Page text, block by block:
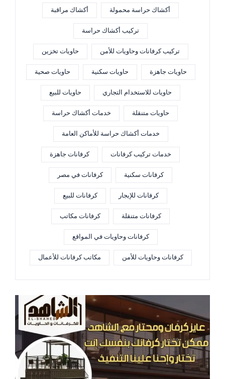
أكشاك حراسة محمولة أكشاك مراقبة
تركيب أكشاك حراسة
تركيب كرفانات وحاويات للأمن حاويات تخزين
حاويات جاهزة حاويات سكنية حاويات صحية
حاويات للاستخدام التجاري حاويات للبيع
حاويات متنقلة خدمات أكشاك حراسة
خدمات أكشاك حراسة للأماكن العامة
خدمات تركيب كرفانات كرفانات جاهزة
كرفانات سكنية كرفانات في مصر
كرفانات للإيجار كرفانات للبيع
كرفانات متنقلة كرفانات مكاتب
كرفانات وحاويات في المواقع
كرفانات وحاويات للأمن مكاتب كرفانات للأعمال